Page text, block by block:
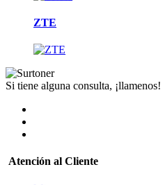
ZTE
Si tiene alguna consulta, ¡llamenos!
Atención al Cliente